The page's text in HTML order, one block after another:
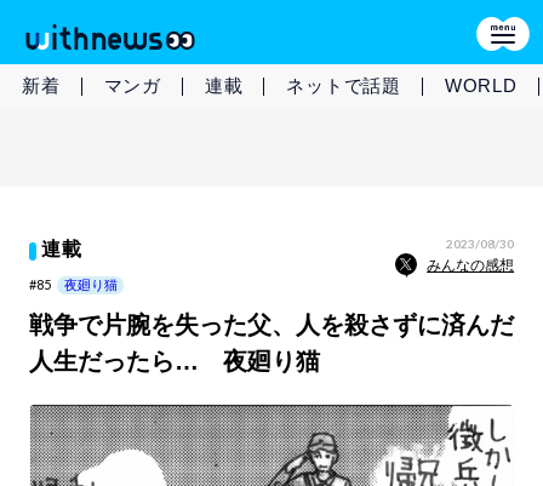
新着 マンガ 連載 ネットで話題 WORLD
連載 2023/08/30
みんなの感想
#85 夜廻り猫
戦争で片腕を失った父、人を殺さずに済んだ
人生だったら… 夜廻り猫